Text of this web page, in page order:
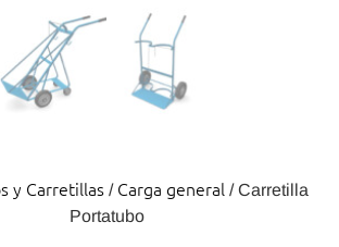
y Carretillas/ Carga general / Carretilla
Portatubo